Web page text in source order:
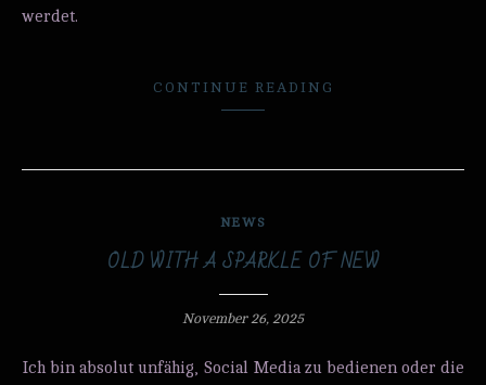
werdet.
CONTINUE READING
NEWS
OLD WITH A SPARKLE OF NEW
November 26, 2025
Ich bin absolut unfähig, Social Media zu bedienen oder die